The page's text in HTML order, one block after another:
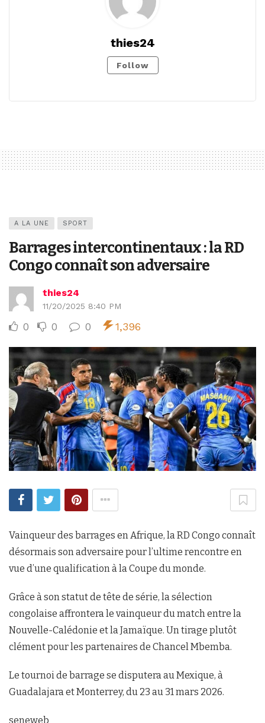
thies24
Follow
A LA UNE SPORT
Barrages intercontinentaux : la RD
Congo connaît son adversaire
thies24
11/20/2025 8:40 PM
0 0 0 1,396
Vainqueur des barrages en Afrique, la RD Congo connaît
désormais son adversaire pour l’ultime rencontre en
vue d’une qualification à la Coupe du monde.
Grâce à son statut de tête de série, la sélection
congolaise affrontera le vainqueur du match entre la
Nouvelle-Calédonie et la Jamaïque. Un tirage plutôt
clément pour les partenaires de Chancel Mbemba.
Le tournoi de barrage se disputera au Mexique, à
Guadalajara et Monterrey, du 23 au 31 mars 2026.
seneweb